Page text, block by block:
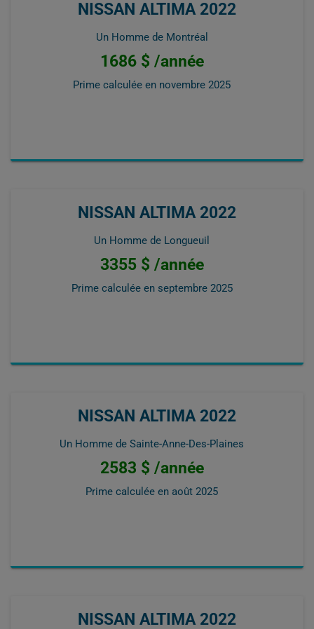
NISSAN ALTIMA 2022
Un Homme de Montréal
1686 $ /année
Prime calculée en novembre 2025
NISSAN ALTIMA 2022
Un Homme de Longueuil
3355 $ /année
Prime calculée en septembre 2025
NISSAN ALTIMA 2022
Un Homme de Sainte-Anne-Des-Plaines
2583 $ /année
Prime calculée en août 2025
NISSAN ALTIMA 2022